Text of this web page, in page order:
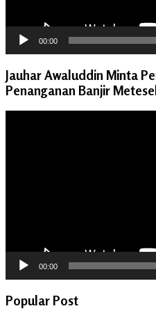
00:00
Jauhar Awaluddin Minta
Penanganan Banjir
00:00
Popular Post